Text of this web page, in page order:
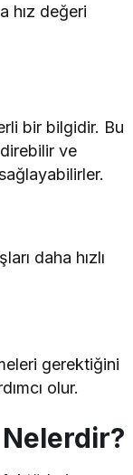
hız değeri
bir bilgidir. Bu
ve
daha hızlı
gerektiğini
olur.